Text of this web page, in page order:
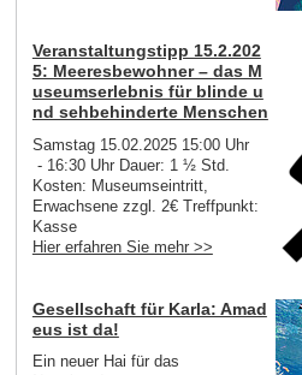
Veranstaltungstipp 15.2.202
5: Meeresbewohner – das M
useumserlebnis für blinde u
nd sehbehinderte Menschen
Samstag 15.02.2025 15:00 Uhr
- 16:30 Uhr Dauer: 1 ½ Std.
Kosten: Museumseintritt,
Erwachsene zzgl. 2€ Treffpunkt:
Kasse
Hier erfahren Sie mehr >>
Gesellschaft für Karla: Amad
eus ist da!
Ein neuer Hai für das